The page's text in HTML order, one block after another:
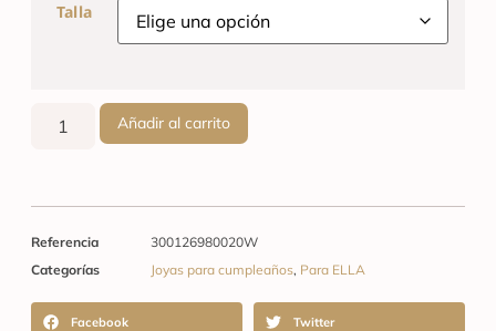
Talla
Añadir al carrito
Referencia
300126980020W
Categorías
Joyas para cumpleaños, Para ELLA
Facebook Twitter